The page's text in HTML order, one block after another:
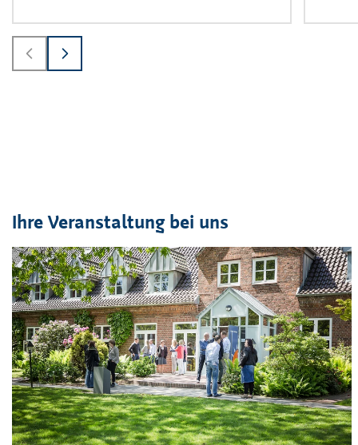
Ihre Veranstaltung bei uns